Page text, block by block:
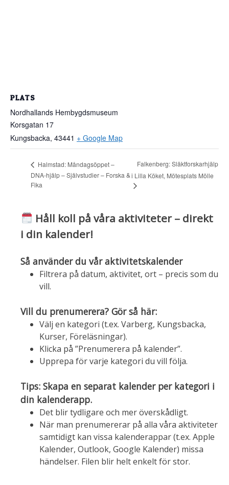
PLATS
Nordhallands Hembygdsmuseum
Korsgatan 17
Kungsbacka, 43441 + Google Map
Halmstad: Måndagsöppet –
DNA-hjälp – Självstudier – Forska &
Fika
Falkenberg: Släktforskarhjälp
i Lilla Köket, Mötesplats Mölle
Håll koll på våra aktiviteter – direkt
i din kalender!
Så använder du vår aktivitetskalender
Filtrera på datum, aktivitet, ort – precis som du
vill.
Vill du prenumerera? Gör så här:
Välj en kategori (t.ex. Varberg, Kungsbacka,
Kurser, Föreläsningar).
Klicka på ”Prenumerera på kalender”.
Upprepa för varje kategori du vill följa.
Tips: Skapa en separat kalender per kategori i
din kalenderapp.
Det blir tydligare och mer överskådligt.
När man prenumererar på alla våra aktiviteter
samtidigt kan vissa kalenderappar (t.ex. Apple
Kalender, Outlook, Google Kalender) missa
händelser. Filen blir helt enkelt för stor.